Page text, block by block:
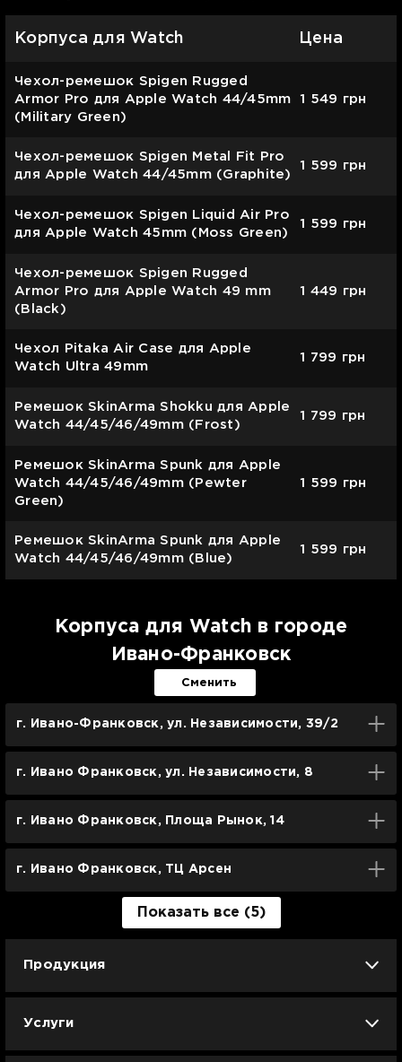
Корпуса для Watch Цена
Чехол-ремешок Spigen Rugged
Armor Pro для Apple Watch 44/45mm
(Military Green)
1 549 грн
Чехол-ремешок Spigen Metal Fit Pro
для Apple Watch 44/45mm (Graphite)
1 599 грн
Чехол-ремешок Spigen Liquid Air Pro
для Apple Watch 45mm (Moss Green)
1 599 грн
Чехол-ремешок Spigen Rugged
Armor Pro для Apple Watch 49 mm
(Black)
1 449 грн
Чехол Pitaka Air Case для Apple
Watch Ultra 49mm
1 799 грн
Ремешок SkinArma Shokku для Apple
Watch 44/45/46/49mm (Frost)
1 799 грн
Ремешок SkinArma Spunk для Apple
Watch 44/45/46/49mm (Pewter
Green)
1 599 грн
Ремешок SkinArma Spunk для Apple
Watch 44/45/46/49mm (Blue)
1 599 грн
Корпуса для Watch в городе
Ивано-Франковск
Сменить
г. Ивано-Франковск, ул. Независимости, 39/2
г. Ивано Франковск, ул. Независимости, 8
г. Ивано Франковск, Площа Рынок, 14
г. Ивано Франковск, ТЦ Арсен
Показать все (5)
Продукция
Услуги